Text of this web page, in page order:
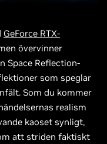
GeForce RTX-
övervinner
Space Reflection-
som speglar
Som du kommer
realism
kaoset synligt,
att striden faktiskt